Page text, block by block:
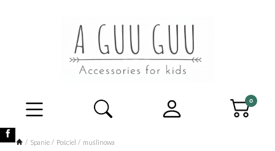
Spanie Pościel
muślinowa